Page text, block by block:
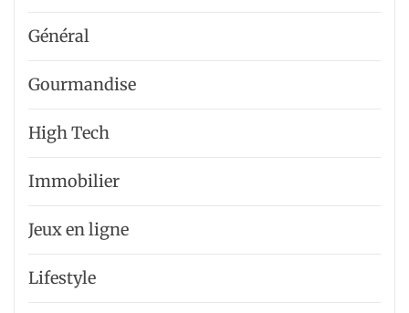
Général
Gourmandise
High Tech
Immobilier
Jeux en ligne
Lifestyle